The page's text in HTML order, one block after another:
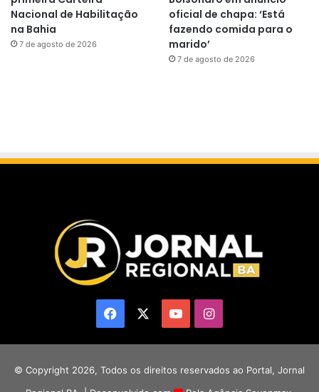
Nacional de Habilitação
na Bahia
7 de agosto de 2026
oficial de chapa: ‘Está
fazendo comida para o
marido’
7 de agosto de 2026
Facebook YouTubeInstagram
© Copyright 2026, Todos os direitos reservados ao Portal, Jornal